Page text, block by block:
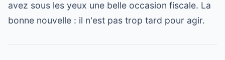
avez sous les yeux une belle occasion fiscale. La
bonne nouvelle : il n'est pas trop tard pour agir.